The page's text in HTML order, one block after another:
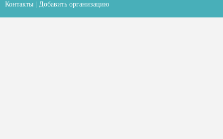
Контакты
Добавить организацию